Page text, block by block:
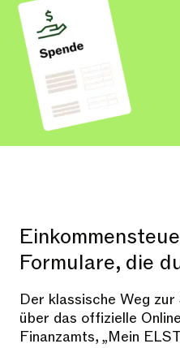
Formulare, die
Der klassische Weg
über das offizielle
Finanzamts, „Mein